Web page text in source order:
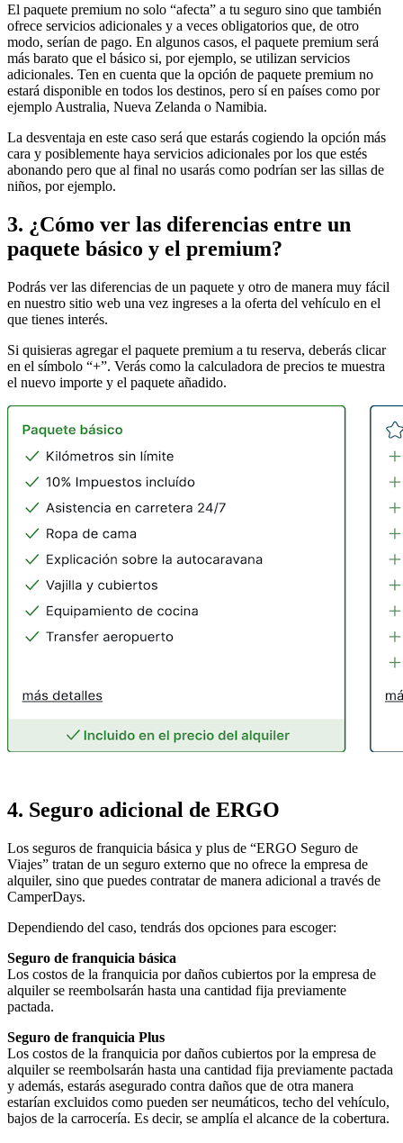
El paquete premium no solo “afecta” a tu seguro sino que también
ofrece servicios adicionales y a veces obligatorios que, de otro
modo, serían de pago. En algunos casos, el paquete premium será
más barato que el básico si, por ejemplo, se utilizan servicios
adicionales. Ten en cuenta que la opción de paquete premium no
estará disponible en todos los destinos, pero sí en países como por
ejemplo Australia, Nueva Zelanda o Namibia.
La desventaja en este caso será que estarás cogiendo la opción más
cara y posiblemente haya servicios adicionales por los que estés
abonando pero que al final no usarás como podrían ser las sillas de
niños, por ejemplo.
3. ¿Cómo ver las diferencias entre un
paquete básico y el premium?
Podrás ver las diferencias de un paquete y otro de manera muy fácil
en nuestro sitio web una vez ingreses a la oferta del vehículo en el
que tienes interés.
Si quisieras agregar el paquete premium a tu reserva, deberás clicar
en el símbolo “+”. Verás como la calculadora de precios te muestra
el nuevo importe y el paquete añadido.
4. Seguro adicional de ERGO
Los seguros de franquicia básica y plus de “ERGO Seguro de
Viajes” tratan de un seguro externo que no ofrece la empresa de
alquiler, sino que puedes contratar de manera adicional a través de
CamperDays.
Dependiendo del caso, tendrás dos opciones para escoger:
Seguro de franquicia básica
Los costos de la franquicia por daños cubiertos por la empresa de
alquiler se reembolsarán hasta una cantidad fija previamente
pactada.
Seguro de franquicia Plus
Los costos de la franquicia por daños cubiertos por la empresa de
alquiler se reembolsarán hasta una cantidad fija previamente pactada
y además, estarás asegurado contra daños que de otra manera
estarían excluidos como pueden ser neumáticos, techo del vehículo,
bajos de la carrocería. Es decir, se amplía el alcance de la cobertura.